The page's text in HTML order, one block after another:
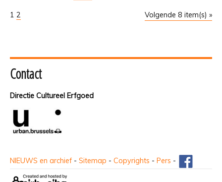
Volgende 8 item(s) »
1 2
Contact
Directie Cultureel Erfgoed
NIEUWS en archief - Sitemap - Copyrights - Pers -